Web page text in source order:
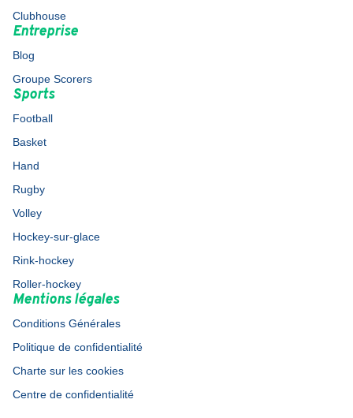
Clubhouse
Entreprise
Blog
Groupe Scorers
Sports
Football
Basket
Hand
Rugby
Volley
Hockey-sur-glace
Rink-hockey
Roller-hockey
Mentions légales
Conditions Générales
Politique de confidentialité
Charte sur les cookies
Centre de confidentialité